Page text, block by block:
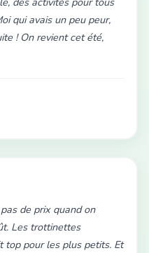
qui avais un peu peur,
! On revient cet été,
de prix quand on
Les trottinettes
top pour les plus petits. Et